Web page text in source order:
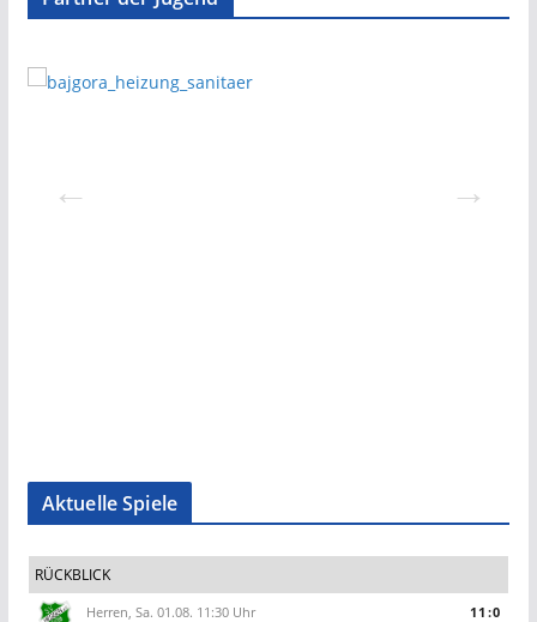
Aktuelle Spiele
RÜCKBLICK
Herren, Sa. 01.08. 11:30 Uhr
11:0